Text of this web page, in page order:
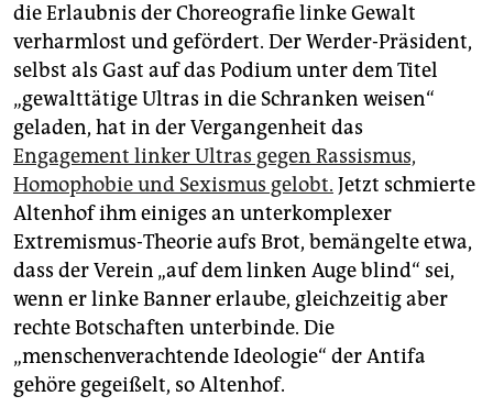
die Erlaubnis der Choreografie linke Gewalt
verharmlost und gefördert. Der Werder-Präsident,
selbst als Gast auf das Podium unter dem Titel
„gewalttätige Ultras in die Schranken weisen“
geladen, hat in der Vergangenheit das
Engagement linker Ultras gegen Rassismus,
Homophobie und Sexismus gelobt. Jetzt schmierte
Altenhof ihm einiges an unterkomplexer
Extremismus-Theorie aufs Brot, bemängelte etwa,
dass der Verein „auf dem linken Auge blind“ sei,
wenn er linke Banner erlaube, gleichzeitig aber
rechte Botschaften unterbinde. Die
„menschenverachtende Ideologie“ der Antifa
gehöre gegeißelt, so Altenhof.